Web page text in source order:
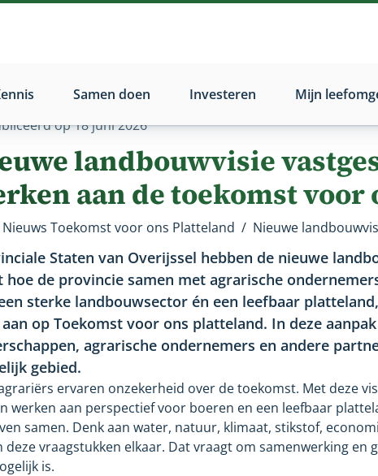
Samen doen Investeren Mijn
landbouwvisie
aan de toekomst
op18 juni 2026
Nieuws Toekomst voor ons Platteland /
Staten van Overijssel hebben de nieuwe
hoe de provincie samen met agrarische
sterke landbouwsector én een leefbaar
op Toekomst voor ons platteland. In deze
agrarische ondernemers en andere
gebied.
ervaren onzekerheid over de toekomst. Met deze
werken aan perspectief voor boeren en een leefbaar
samen. Denk aan water, natuur, klimaat, stikstof,
deze vraagstukken elkaar. Dat vraagt om samenwerking en
is.